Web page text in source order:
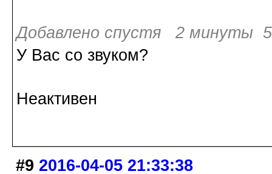
Добавлено спустя 2 минуты 5
У Вас со звуком?
Неактивен
#9 2016-04-05 21:33:38